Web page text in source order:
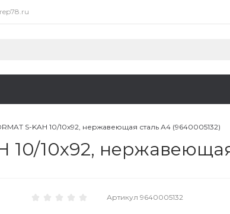
S-KAH 10/10х92, нержавеющая сталь А4 (9640005132)
10/10х92,
Артикул 9640005132